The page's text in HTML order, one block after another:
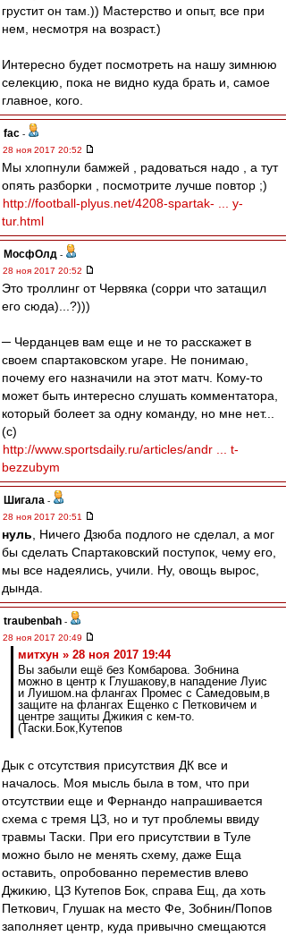
грустит он там.)) Мастерство и опыт, все при
нем, несмотря на возраст.)
Интересно будет посмотреть на нашу зимнюю
селекцию, пока не видно куда брать и, самое
главное, кого.
fac -
28 ноя 2017 20:52
Мы хлопнули бамжей , радоваться надо , а тут
опять разборки , посмотрите лучше повтор ;)
http://football-plyus.net/4208-spartak- ... y-
tur.html
МосфОлд -
28 ноя 2017 20:52
Это троллинг от Червяка (сорри что затащил
его сюда)...?)))
─ Черданцев вам еще и не то расскажет в
своем спартаковском угаре. Не понимаю,
почему его назначили на этот матч. Кому-то
может быть интересно слушать комментатора,
который болеет за одну команду, но мне нет...
(с)
http://www.sportsdaily.ru/articles/andr ... t-
bezzubym
Шигала -
28 ноя 2017 20:51
нуль , Ничего Дзюба подлого не сделал, а мог
бы сделать Спартаковский поступок, чему его,
мы все надеялись, учили. Ну, овощь вырос,
дында.
traubenbah -
28 ноя 2017 20:49
митхун » 28 ноя 2017 19:44
Вы забыли ещё без Комбарова. Зобнина
можно в центр к Глушакову,в нападение Луис
и Луишом.на флангах Промес с Самедовым,в
защите на флангах Ещенко с Петковичем и
центре защиты Джикия с кем-то.
(Таски.Бок,Кутепов
Дык с отсутствия присутствия ДК все и
началось. Моя мысль была в том, что при
отсутствии еще и Фернандо напрашивается
схема с тремя ЦЗ, но и тут проблемы ввиду
травмы Таски. При его присутствии в Туле
можно было не менять схему, даже Еща
оставить, опробованно переместив влево
Джикию, ЦЗ Кутепов Бок, справа Ещ, да хоть
Петкович, Глушак на место Фе, Зобнин/Попов
заполняет центр, куда привычно смещаются